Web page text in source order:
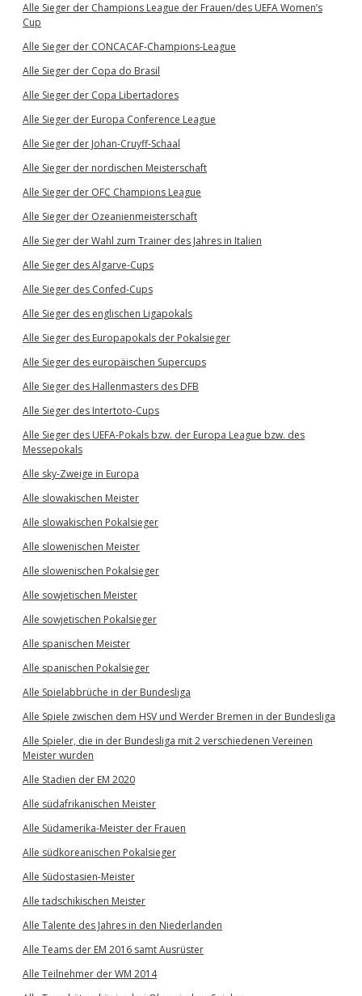
Alle Sieger der Champions League der Frauen/des UEFA Women’s
Cup
Alle Sieger der CONCACAF-Champions-League
Alle Sieger der Copa do Brasil
Alle Sieger der Copa Libertadores
Alle Sieger der Europa Conference League
Alle Sieger der Johan-Cruyff-Schaal
Alle Sieger der nordischen Meisterschaft
Alle Sieger der OFC Champions League
Alle Sieger der Ozeanienmeisterschaft
Alle Sieger der Wahl zum Trainer des Jahres in Italien
Alle Sieger des Algarve-Cups
Alle Sieger des Confed-Cups
Alle Sieger des englischen Ligapokals
Alle Sieger des Europapokals der Pokalsieger
Alle Sieger des europäischen Supercups
Alle Sieger des Hallenmasters des DFB
Alle Sieger des Intertoto-Cups
Alle Sieger des UEFA-Pokals bzw. der Europa League bzw. des
Messepokals
Alle sky-Zweige in Europa
Alle slowakischen Meister
Alle slowakischen Pokalsieger
Alle slowenischen Meister
Alle slowenischen Pokalsieger
Alle sowjetischen Meister
Alle sowjetischen Pokalsieger
Alle spanischen Meister
Alle spanischen Pokalsieger
Alle Spielabbrüche in der Bundesliga
Alle Spiele zwischen dem HSV und Werder Bremen in der Bundesliga
Alle Spieler, die in der Bundesliga mit 2 verschiedenen Vereinen
Meister wurden
Alle Stadien der EM 2020
Alle südafrikanischen Meister
Alle Südamerika-Meister der Frauen
Alle südkoreanischen Pokalsieger
Alle Südostasien-Meister
Alle tadschikischen Meister
Alle Talente des Jahres in den Niederlanden
Alle Teams der EM 2016 samt Ausrüster
Alle Teilnehmer der WM 2014